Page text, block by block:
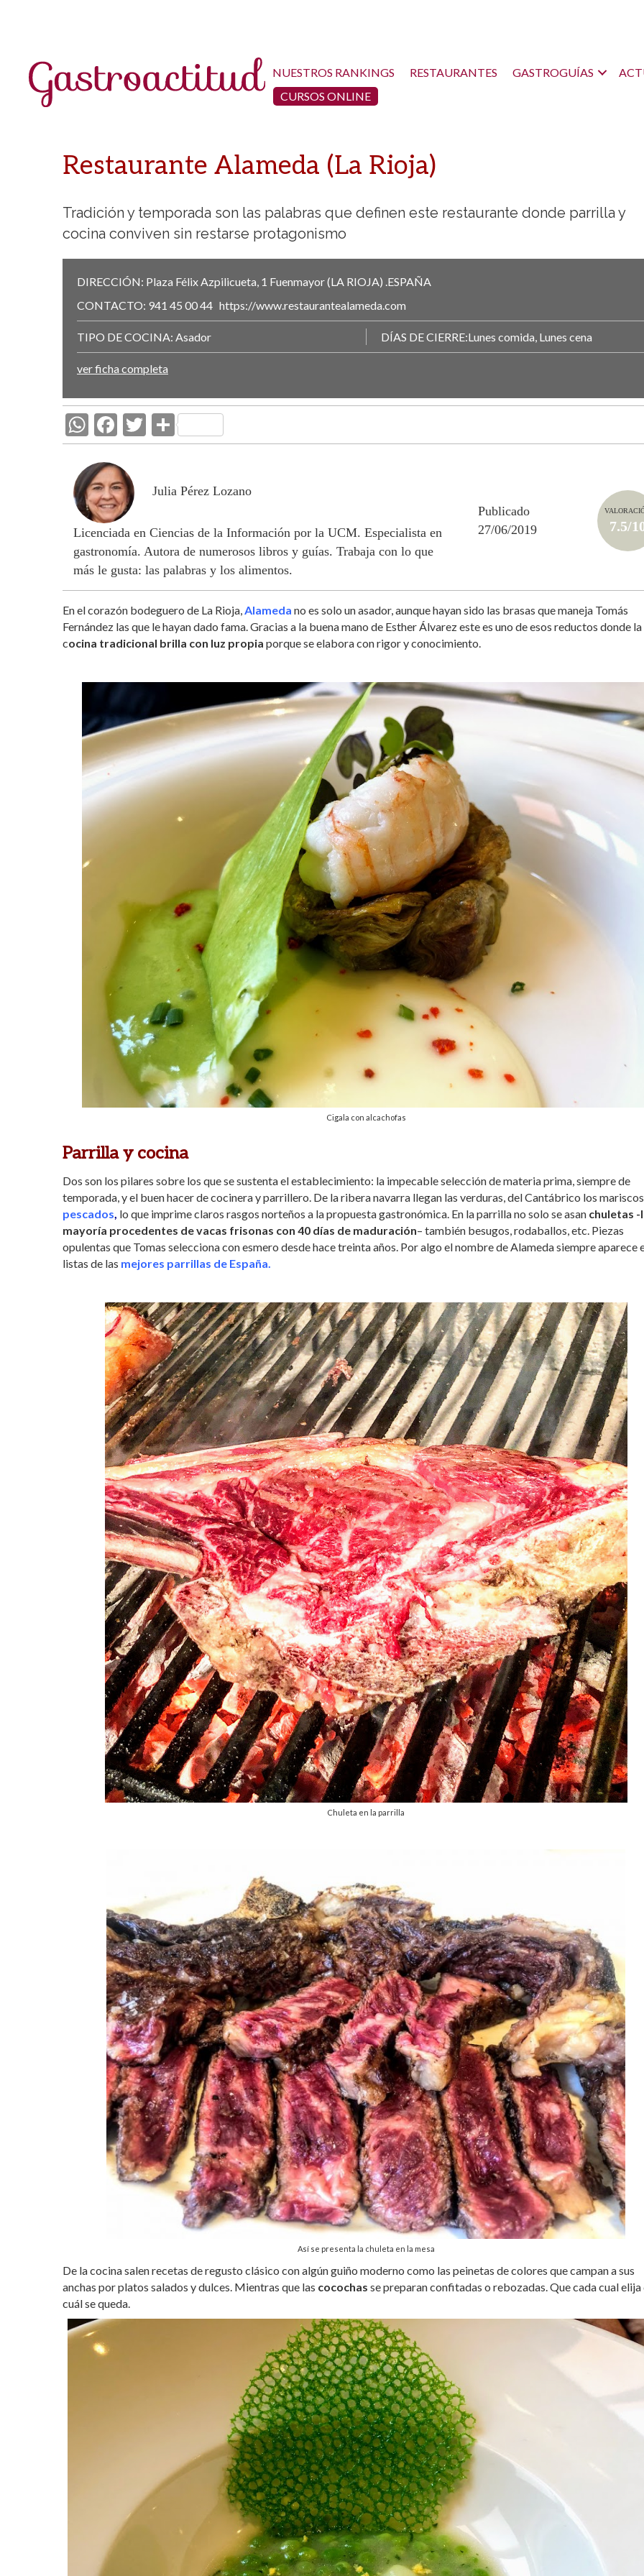
NUESTROS RANKINGS RESTAURANTES GASTROGUÍAS
CURSOS ONLINE
Restaurante Alameda (La Rioja)
Tradición y temporada son las palabras que definen este restaurante donde parrilla y
cocina conviven sin restarse protagonismo
DIRECCIÓN: Plaza Félix Azpilicueta, 1 Fuenmayor(LA RIOJA) ESPAÑA
CONTACTO: 941 45 00 44 https://www.restaurantealameda.com
TIPO DE COCINA: Asador DÍAS DE CIERRE:Lunes comida, Lunes cena
ver ficha completa
W
h
at
s
A
p
p
F
ac
e
b
o
o
k
T
w
er
C
o
p
ti
r
Julia Pérez Lozano
Licenciada en Ciencias de la Información por la UCM. Especialista en
gastronomía. Autora de numerosos libros y guías. Trabaja con lo que
más le gusta: las palabras y los alimentos.
Publicado
27/06/2019
7.5/
En el corazón bodeguero de La Rioja, Alameda no es solo un asador, aunque hayan sido las brasas que maneja Tomás
Fernández las que le hayan dado fama. Gracias a la buena mano de Esther Álvarez este es uno de esos reductos donde la
cocina tradicional brilla con luz propia porque se elabora con rigor y conocimiento.
Cigala con alcachofas
Parrilla y cocina
Dos son los pilares sobre los que se sustenta el establecimiento: la impecable selección de materia prima, siempre de
temporada, y el buen hacer de cocinera y parrillero. De la ribera navarra llegan las verduras, del Cantábrico los
pescados, lo que imprime claros rasgos norteños a la propuesta gastronómica. En la parrilla no solo se asan chuletas -
mayoría procedentes de vacas frisonas con 40 días de maduración– también besugos, rodaballos, etc. Piezas
opulentas que Tomas selecciona con esmero desde hace treinta años. Por algo el nombre de Alameda siempre aparece
listas de las mejores parrillas de España.
Chuleta en la parrilla
Así se presenta la chuleta en la mesa
De la cocina salen recetas de regusto clásico con algún guiño moderno como las peinetas de colores que campan a sus
anchas por platos salados y dulces. Mientras que las cocochas se preparan confitadas o rebozadas. Que cada cual elija
cuál se queda.